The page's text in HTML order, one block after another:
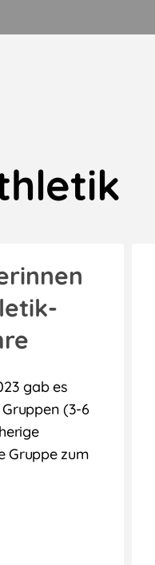
gab es
(3-6
Gruppe zum